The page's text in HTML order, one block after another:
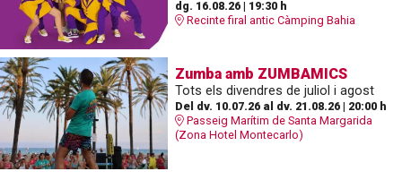
dg. 16.08.26| 19:30 h
Recinte firal antic Càmping Bahia
Zumba amb ZUMBAMICS
Tots els divendres de juliol i agost
Del dv. 10.07.26al dv. 21.08.26| 20:00 h
Passeig Marítim de Santa Margarida
(Zona Hotel Montecarlo)